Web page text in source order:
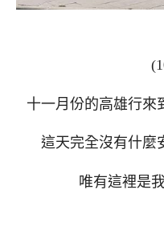
十一月份的高雄行來
這天完全沒有什麼
唯有這裡是